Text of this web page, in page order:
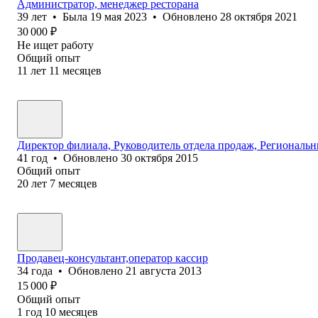
Администратор, менеджер ресторана
39 лет • Была 19 мая 2023 • Обновлено 28 октября 2021
30 000 ₽
Не ищет работу
Общий опыт
11 лет 11 месяцев
Директор филиала, Руководитель отдела продаж,
41 год • Обновлено 30 октября 2015
Общий опыт
20 лет 7 месяцев
Продавец-консультант,оператор кассир
34 года • Обновлено 21 августа 2013
15 000 ₽
Общий опыт
1 год 10 месяцев